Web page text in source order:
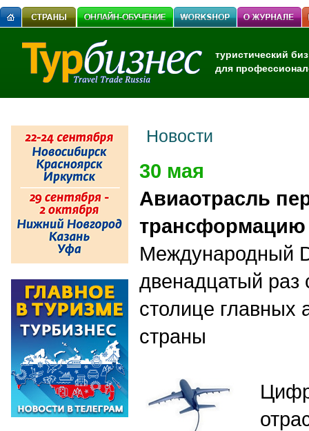
туристический
для
Новости
30 мая
Авиаотрасль
трансформацию
Международный
двенадцатый раз
столице главных
страны